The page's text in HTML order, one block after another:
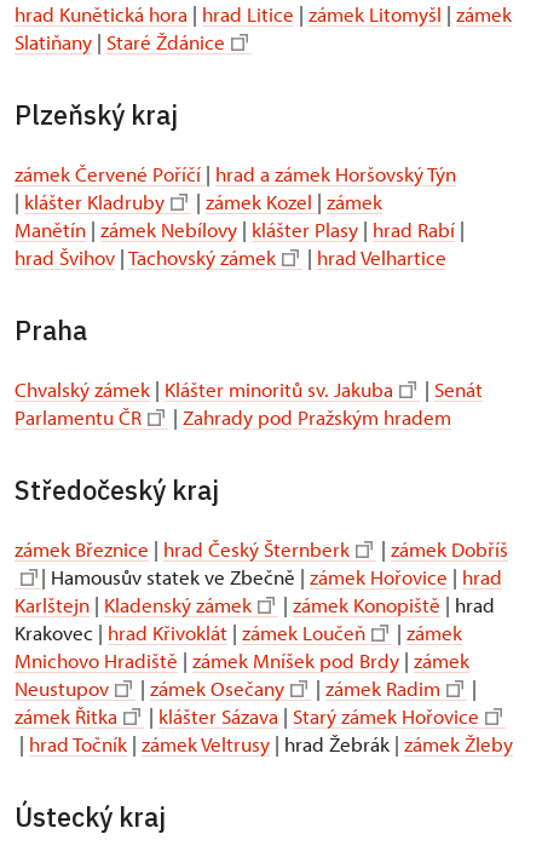
hrad Kunětická hora | hrad Litice | zámek Litomyšl | zámek
Slatiňany | Staré Ždánice
Plzeňský kraj
zámek Červené Poříčí | hrad a zámek Horšovský Týn
| klášter Kladruby | zámek Kozel | zámek
Manětín | zámek Nebílovy | klášter Plasy | hrad Rabí |
hrad Švihov |Tachovský zámek | hrad Velhartice
Praha
Chvalský zámek | Klášter minoritů sv. Jakuba | Senát
Parlamentu ČR
| Zahrady pod Pražským hradem
Středočeský kraj
zámek Březnice | hrad Český Šternberk | zámek Dobříš
| Hamousův statek ve Zbečně | zámek Hořovice | hrad
Karlštejn | Kladenský zámek | zámek Konopiště | hrad
Krakovec | hrad Křivoklát | zámek Loučeň | zámek
Mnichovo Hradiště | zámek Mníšek pod Brdy | zámek
Neustupov
| zámek Osečany | zámek Radim
|
zámek Řitka
| klášter Sázava | Starý zámek Hořovice
| hrad Točník | zámek Veltrusy | hrad Žebrák | zámek Žleby
Ústecký kraj